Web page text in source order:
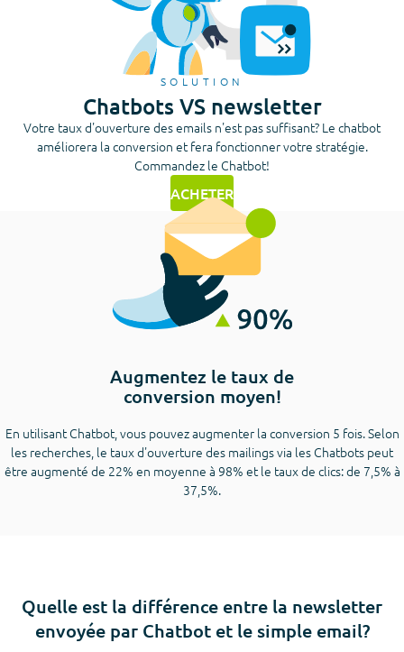
SOLUTION
Chatbots VS newsletter
Votre taux d'ouverture des emails n'est pas suffisant? Le chatbot
améliorera la conversion et fera fonctionner votre stratégie.
Commandez le Chatbot!
ACHETER
Augmentez le taux de
conversion moyen!
En utilisant Chatbot, vous pouvez augmenter la conversion 5 fois. Selon
les recherches, le taux d'ouverture des mailings via les Chatbots peut
être augmenté de 22% en moyenne à 98% et le taux de clics: de 7,5% à
37,5%.
Quelle est la différence entre la newsletter
envoyée par Chatbot et le simple email?